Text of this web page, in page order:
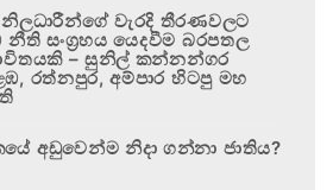
නිලධාරීන්ගේ වැරදි තීරණවලට
සංග්‍රහය යෙදවීම බරපතල
– සුනිල් කන්නන්ගර
රත්නපුර, අම්පාර හිටපු මහ
අඩුවෙන්ම නිදා ගන්නා ජාතිය?